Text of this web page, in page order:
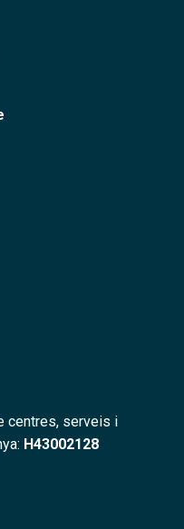
centres, serveis i
H43002128